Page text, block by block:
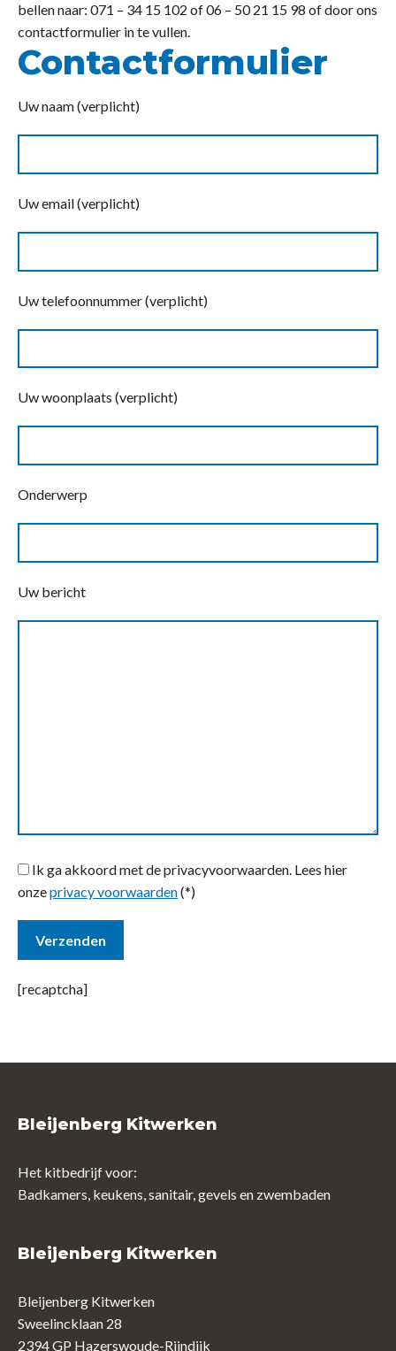
bellen naar: 071 – 34 15 102 of 06 – 50 21 15 98 of door ons
contactformulier in te vullen.
Contactformulier
Uw naam (verplicht)
Uw email (verplicht)
Uw telefoonnummer (verplicht)
Uw woonplaats (verplicht)
Onderwerp
Uw bericht
Ik ga akkoord met de privacyvoorwaarden. Lees hier
onzeprivacy voorwaarden(*)
[recaptcha]
Bleijenberg Kitwerken
Het kitbedrijf voor:
Badkamers, keukens, sanitair, gevels en zwembaden
Bleijenberg Kitwerken
Bleijenberg Kitwerken
Sweelincklaan 28
2394 GP Hazerswoude-Rijndijk